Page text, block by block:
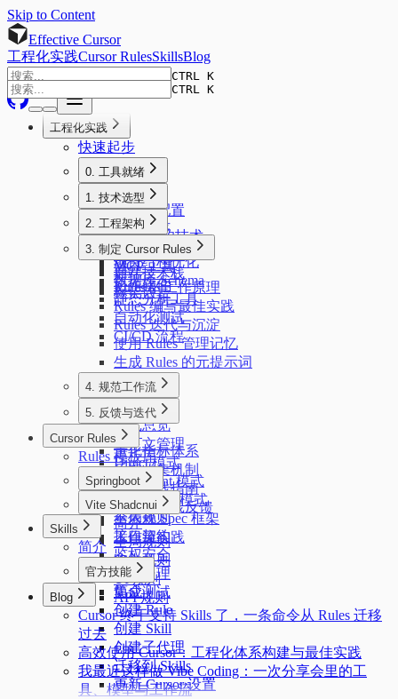
Skip to Content
Effective Cursor
工程化实践Cursor RulesSkillsBlog
CTRL K
CTRL K
工程化实践
快速起步
0. 工具就绪
简介
安装与配置
扩展程序
模型选择
MCP 工具
协作软件
1. 技术选型
简介
AI 友好的技术
前端技术栈
后端技术栈
标记语言
2. 工程架构
简介
项目结构优化
数据库 Schema
静态分析工具
自动化测试
CI/CD 流程
3. 制定 Cursor Rules
简介
Rules 的工作原理
Rules 编写最佳实践
Rules 迭代与沉淀
使用 Rules 管理记忆
生成 Rules 的元提示词
4. 规范工作流
简介
模式总览
上下文管理
Direct 模式
Document 模式
Draft-Final 模式
不依赖 Spec 框架
工作流实践
5. 反馈与迭代
简介
量化指标体系
反馈收集机制
复盘实践指南
我们的实践反馈
Cursor Rules
Rules 模板库
Springboot
简介
全局规则
接口契约
鉴权安全
异常处理
集成测试
Vite Shadcnui
简介
全局规则
路由规则
UI 规则
API 规则
Skills
简介
官方技能
简介
创建 Rule
创建 Skill
创建子代理
迁移到 Skills
更新 Cursor 设置
Blog
Cursor 终于支持 Skills 了，一条命令从 Rules 迁移
过去
高效使用 Cursor：工程化体系构建与最佳实践
我最近这样做 Vibe Coding：一次分享会里的工
具、模型与工作流